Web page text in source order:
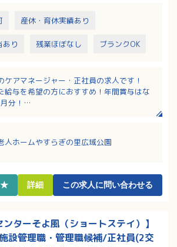
産休・育休実績あり
あり 残業ほぼなし ブランクOK
ケアマネージャー・正社員の求人です！
給与を希望の方におすすめ！年間賞与はな
分！
！
人ホームやすらぎの里広域公園
★ 詳細 この求人に問い合わせる
ンターそよ風（ショートステイ）】
設管理職・管理職候補/正社員(2交